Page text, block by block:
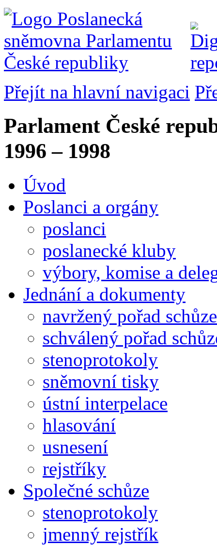
Přejít na hlavní navigaci
Parlament České
1996 – 1998
Úvod
Poslanci a orgány
poslanci
poslanecké kluby
výbory, komise a
Jednání a dokumenty
navržený pořad schůze
schválený pořad
stenoprotokoly
sněmovní tisky
ústní interpelace
hlasování
usnesení
rejstříky
Společné schůze
stenoprotokoly
jmenný rejstřík